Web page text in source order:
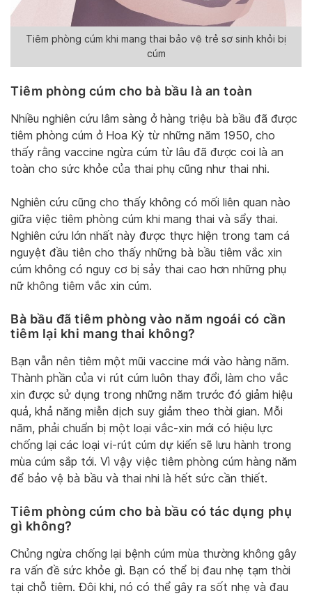
Tiêm phòng cúm khi mang thai bảo vệ trẻ sơ sinh khỏi bị
cúm
Tiêm phòng cúm cho bà bầu là an toàn
Nhiều nghiên cứu lâm sàng ở hàng triệu bà bầu đã được
tiêm phòng cúm ở Hoa Kỳ từ những năm 1950, cho
thấy rằng vaccine ngừa cúm từ lâu đã được coi là an
toàn cho sức khỏe của thai phụ cũng như thai nhi.
Nghiên cứu cũng cho thấy không có mối liên quan nào
giữa việc tiêm phòng cúm khi mang thai và sẩy thai.
Nghiên cứu lớn nhất này được thực hiện trong tam cá
nguyệt đầu tiên cho thấy những bà bầu tiêm vắc xin
cúm không có nguy cơ bị sảy thai cao hơn những phụ
nữ không tiêm vắc xin cúm.
Bà bầu đã tiêm phòng vào năm ngoái có cần
tiêm lại khi mang thai không?
Bạn vẫn nên tiêm một mũi vaccine mới vào hàng năm.
Thành phần của vi rút cúm luôn thay đổi, làm cho vắc
xin được sử dụng trong những năm trước đó giảm hiệu
quả, khả năng miễn dịch suy giảm theo thời gian. Mỗi
năm, phải chuẩn bị một loại vắc-xin mới có hiệu lực
chống lại các loại vi-rút cúm dự kiến ​​sẽ lưu hành trong
mùa cúm sắp tới. Vì vậy việc tiêm phòng cúm hàng năm
để bảo vệ bà bầu và thai nhi là hết sức cần thiết.
Tiêm phòng cúm cho bà bầu có tác dụng phụ
gì không?
Chủng ngừa chống lại bệnh cúm mùa thường không gây
ra vấn đề sức khỏe gì. Bạn có thể bị đau nhẹ tạm thời
tại chỗ tiêm. Đôi khi, nó có thể gây ra sốt nhẹ và đau